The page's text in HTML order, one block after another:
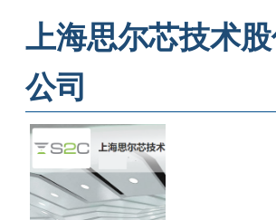
上海思尔芯技术
公司